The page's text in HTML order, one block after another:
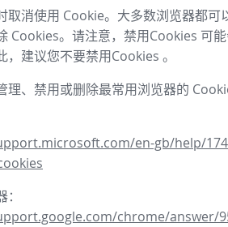
取消使用 Cookie。大多数浏览器都
Cookies。请注意，禁用Cookies 可
，建议您不要禁用Cookies 。
理、禁用或删除最常用浏览器的
en-gb/help/
chrome/answer/